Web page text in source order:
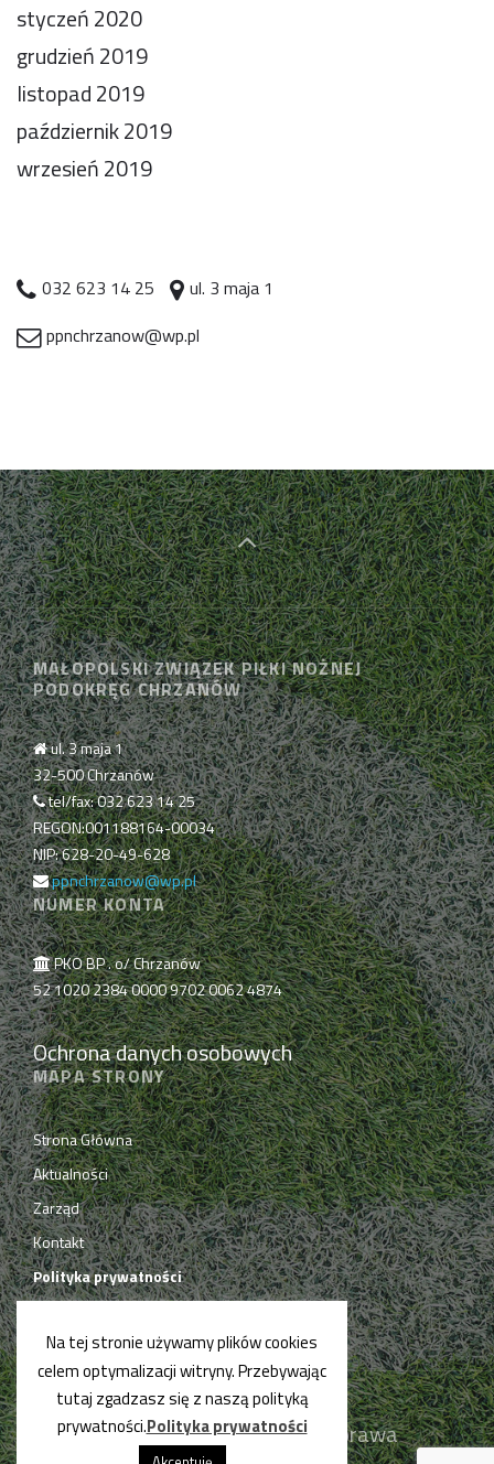
styczeń 2020
grudzień 2019
listopad 2019
październik 2019
wrzesień 2019
032 623 14 25
ul. 3 maja 1
ppnchrzanow@wp.pl
MAŁOPOLSKI ZWIĄZEK PIŁKI NOŻNEJ
PODOKRĘG CHRZANÓW
ul. 3 maja 1
32-500 Chrzanów
tel/fax: 032 623 14 25
REGON:001188164-00034
NIP: 628-20-49-628
ppnchrzanow@wp.pl
NUMER KONTA
PKO BP . o/ Chrzanów
52 1020 2384 0000 9702 0062 4874
Ochrona danych osobowych
MAPA STRONY
Strona Główna
Aktualności
Zarząd
Kontakt
Polityka prywatności
© PPN Chrzanów 2019. Wszelkie prawa
Na tej stronie używamy plików cookies
celem optymalizacji witryny. Przebywając
tutaj zgadzasz się z naszą polityką
prywatności.Polityka prywatności